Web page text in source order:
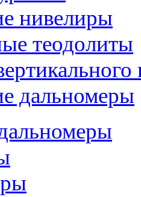
нивелиры
теодолиты
дальномеры